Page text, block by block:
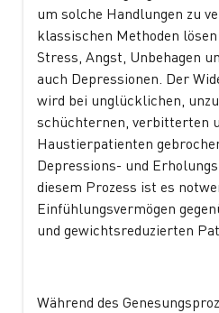
um solche Handlungen zu
klassischen Methoden
Stress, Angst, Unbehagen
auch Depressionen. Der
wird bei unglücklichen,
schüchternen, verbitterten
Haustierpatienten
Depressions- und
diesem Prozess ist es
Einfühlungsvermögen
und gewichtsreduzierten
Während des